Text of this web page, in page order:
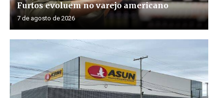
Furtos evoluem no varejo americano
7 de agosto de 2026